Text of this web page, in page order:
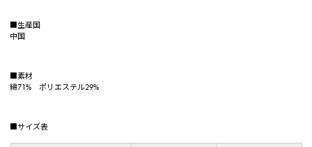
■生産国
中国
■素材
綿71% ポリエステル29%
■サイズ表